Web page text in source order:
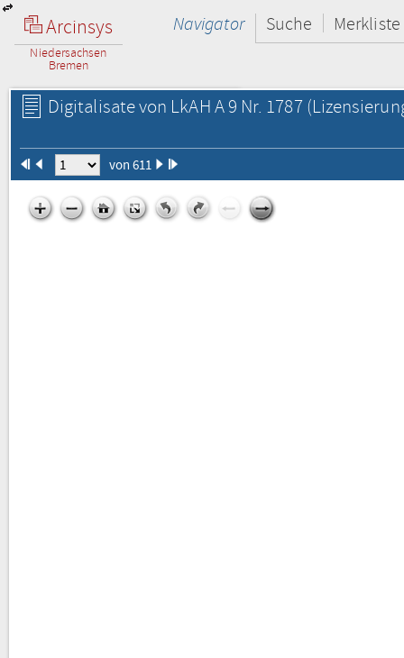
Arcinsys
Niedersachsen
Bremen
Navigator Suche Merkliste
Digitalisate von LkAH A 9 Nr. 1787
von 611